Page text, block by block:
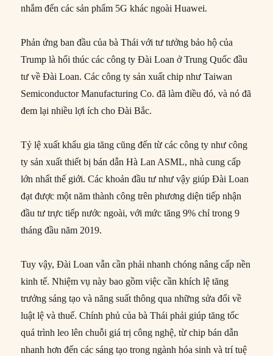
nhắm đến các sản phẩm 5G khác ngoài Huawei.
Phản ứng ban đầu của bà Thái với tư tưởng bảo hộ của
Trump là hối thúc các công ty Đài Loan ở Trung Quốc đầu
tư về Đài Loan. Các công ty sản xuất chip như Taiwan
Semiconductor Manufacturing Co. đã làm điều đó, và nó đã
đem lại nhiều lợi ích cho Đài Bắc.
Tỷ lệ xuất khẩu gia tăng cũng đến từ các công ty như công
ty sản xuất thiết bị bán dẫn Hà Lan ASML, nhà cung cấp
lớn nhất thế giới. Các khoản đầu tư như vậy giúp Đài Loan
đạt được một năm thành công trên phương diện tiếp nhận
đầu tư trực tiếp nước ngoài, với mức tăng 9% chỉ trong 9
tháng đầu năm 2019.
Tuy vậy, Đài Loan vẫn cần phải nhanh chóng nâng cấp nền
kinh tế. Nhiệm vụ này bao gồm việc cần khích lệ tăng
trưởng sáng tạo và năng suất thông qua những sửa đổi về
luật lệ và thuế. Chính phủ của bà Thái phải giúp tăng tốc
quá trình leo lên chuỗi giá trị công nghệ, từ chip bán dẫn
nhanh hơn đến các sáng tạo trong ngành hóa sinh và trí tuệ